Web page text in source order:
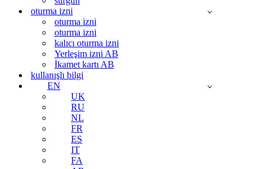
oturma izni
oturma izni
oturma izni
kalıcı oturma izni
Yerleşim izni AB
İkamet kartı AB
kullanışlı bilgi
EN
UK
RU
NL
FR
ES
IT
FA